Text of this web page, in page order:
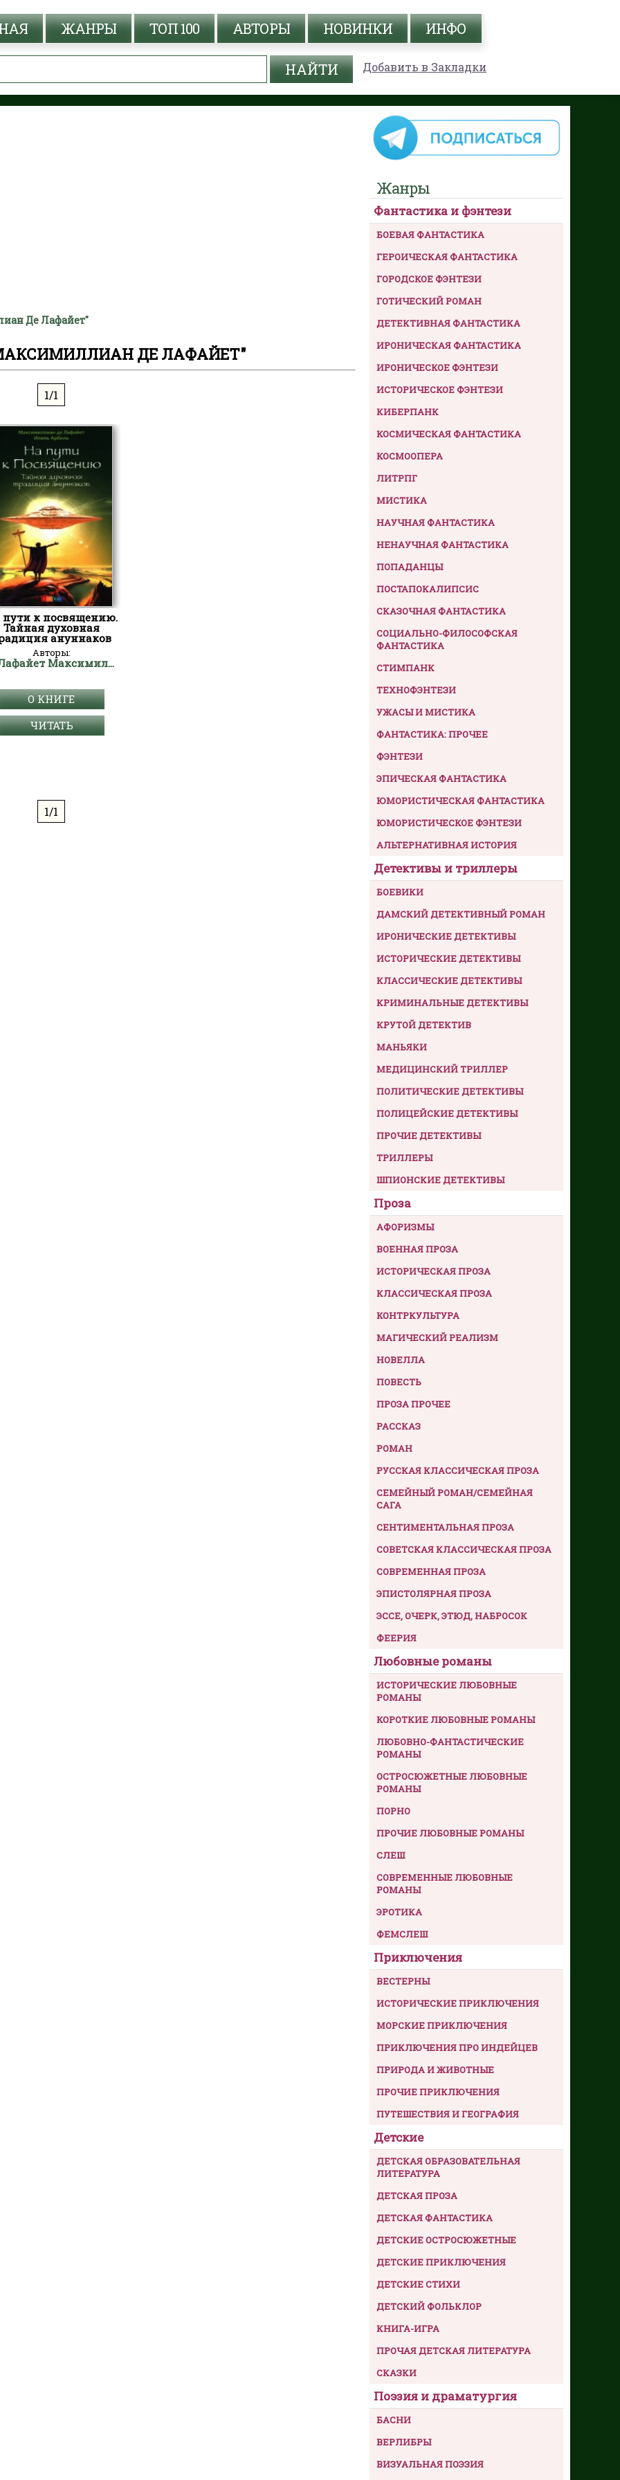
ЖАНРЫ ТОП 100 АВТОРЫ НОВИНКИ ИНФО
Добавить в Закладки
Де Лафайет"
ДЕ ЛАФАЙЕТ"
1/1
пути к посвящению.
Тайная духовная
ануннаков
Авторы:
де Лафайет Максимиллиан
О КНИГЕ
ЧИТАТЬ
1/1
Жанры
Фантастика и фэнтези
БОЕВАЯ ФАНТАСТИКА
ГЕРОИЧЕСКАЯ ФАНТАСТИКА
ГОРОДСКОЕ ФЭНТЕЗИ
ГОТИЧЕСКИЙ РОМАН
ДЕТЕКТИВНАЯ ФАНТАСТИКА
ИРОНИЧЕСКАЯ ФАНТАСТИКА
ИРОНИЧЕСКОЕ ФЭНТЕЗИ
ИСТОРИЧЕСКОЕ ФЭНТЕЗИ
КИБЕРПАНК
КОСМИЧЕСКАЯ ФАНТАСТИКА
КОСМООПЕРА
ЛИТРПГ
МИСТИКА
НАУЧНАЯ ФАНТАСТИКА
НЕНАУЧНАЯ ФАНТАСТИКА
ПОПАДАНЦЫ
ПОСТАПОКАЛИПСИС
СКАЗОЧНАЯ ФАНТАСТИКА
СОЦИАЛЬНО-ФИЛОСОФСКАЯ
ФАНТАСТИКА
СТИМПАНК
ТЕХНОФЭНТЕЗИ
УЖАСЫ И МИСТИКА
ФАНТАСТИКА: ПРОЧЕЕ
ФЭНТЕЗИ
ЭПИЧЕСКАЯ ФАНТАСТИКА
ЮМОРИСТИЧЕСКАЯ ФАНТАСТИКА
ЮМОРИСТИЧЕСКОЕ ФЭНТЕЗИ
АЛЬТЕРНАТИВНАЯ ИСТОРИЯ
Детективы и триллеры
БОЕВИКИ
ДАМСКИЙ ДЕТЕКТИВНЫЙ РОМАН
ИРОНИЧЕСКИЕ ДЕТЕКТИВЫ
ИСТОРИЧЕСКИЕ ДЕТЕКТИВЫ
КЛАССИЧЕСКИЕ ДЕТЕКТИВЫ
КРИМИНАЛЬНЫЕ ДЕТЕКТИВЫ
КРУТОЙ ДЕТЕКТИВ
МАНЬЯКИ
МЕДИЦИНСКИЙ ТРИЛЛЕР
ПОЛИТИЧЕСКИЕ ДЕТЕКТИВЫ
ПОЛИЦЕЙСКИЕ ДЕТЕКТИВЫ
ПРОЧИЕ ДЕТЕКТИВЫ
ТРИЛЛЕРЫ
ШПИОНСКИЕ ДЕТЕКТИВЫ
Проза
АФОРИЗМЫ
ВОЕННАЯ ПРОЗА
ИСТОРИЧЕСКАЯ ПРОЗА
КЛАССИЧЕСКАЯ ПРОЗА
КОНТРКУЛЬТУРА
МАГИЧЕСКИЙ РЕАЛИЗМ
НОВЕЛЛА
ПОВЕСТЬ
ПРОЗА ПРОЧЕЕ
РАССКАЗ
РОМАН
РУССКАЯ КЛАССИЧЕСКАЯ ПРОЗА
СЕМЕЙНЫЙ РОМАН/СЕМЕЙНАЯ
САГА
СЕНТИМЕНТАЛЬНАЯ ПРОЗА
СОВЕТСКАЯ КЛАССИЧЕСКАЯ ПРОЗА
СОВРЕМЕННАЯ ПРОЗА
ЭПИСТОЛЯРНАЯ ПРОЗА
ЭССЕ, ОЧЕРК, ЭТЮД, НАБРОСОК
ФЕЕРИЯ
Любовные романы
ИСТОРИЧЕСКИЕ ЛЮБОВНЫЕ
РОМАНЫ
КОРОТКИЕ ЛЮБОВНЫЕ РОМАНЫ
ЛЮБОВНО-ФАНТАСТИЧЕСКИЕ
РОМАНЫ
ОСТРОСЮЖЕТНЫЕ ЛЮБОВНЫЕ
РОМАНЫ
ПОРНО
ПРОЧИЕ ЛЮБОВНЫЕ РОМАНЫ
СЛЕШ
СОВРЕМЕННЫЕ ЛЮБОВНЫЕ
РОМАНЫ
ЭРОТИКА
ФЕМСЛЕШ
Приключения
ВЕСТЕРНЫ
ИСТОРИЧЕСКИЕ ПРИКЛЮЧЕНИЯ
МОРСКИЕ ПРИКЛЮЧЕНИЯ
ПРИКЛЮЧЕНИЯ ПРО ИНДЕЙЦЕВ
ПРИРОДА И ЖИВОТНЫЕ
ПРОЧИЕ ПРИКЛЮЧЕНИЯ
ПУТЕШЕСТВИЯ И ГЕОГРАФИЯ
Детские
ДЕТСКАЯ ОБРАЗОВАТЕЛЬНАЯ
ЛИТЕРАТУРА
ДЕТСКАЯ ПРОЗА
ДЕТСКАЯ ФАНТАСТИКА
ДЕТСКИЕ ОСТРОСЮЖЕТНЫЕ
ДЕТСКИЕ ПРИКЛЮЧЕНИЯ
ДЕТСКИЕ СТИХИ
ДЕТСКИЙ ФОЛЬКЛОР
КНИГА-ИГРА
ПРОЧАЯ ДЕТСКАЯ ЛИТЕРАТУРА
СКАЗКИ
Поэзия и драматургия
БАСНИ
ВЕРЛИБРЫ
ВИЗУАЛЬНАЯ ПОЭЗИЯ